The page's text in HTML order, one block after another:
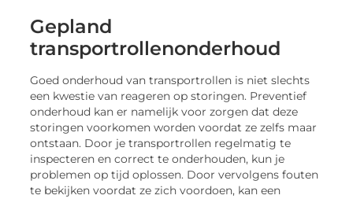
Gepland
transportrollenonderhoud
Goed onderhoud van transportrollen is niet slechts
een kwestie van reageren op storingen. Preventief
onderhoud kan er namelijk voor zorgen dat deze
storingen voorkomen worden voordat ze zelfs maar
ontstaan. Door je transportrollen regelmatig te
inspecteren en correct te onderhouden, kun je
problemen op tijd oplossen. Door vervolgens fouten
te bekijken voordat ze zich voordoen, kan een